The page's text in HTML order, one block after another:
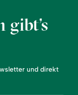
gibt’s
und direkt